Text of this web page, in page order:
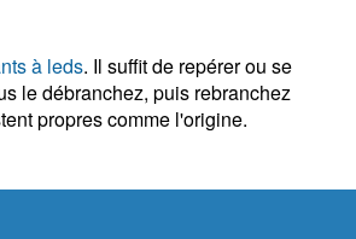
à leds. Il suffit de repérer ou se
le débranchez, puis rebranchez
propres comme l'origine.